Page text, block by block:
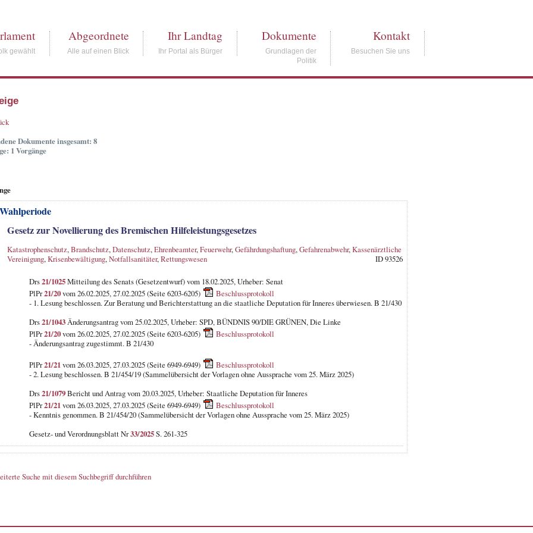
gewählt
Abgeordnete
Alle auf einen Blick
Ihr Landtag
Ihr Portal als Bürger
Dokumente
Grundlagen der
Politik
Kontakt
Besuchen Sie uns
Dokumente insgesamt: 8
1 Vorgänge
Gesetz zur Novellierung des Bremischen Hilfeleistungsgesetzes
Katastrophenschutz,Brandschutz,Datenschutz,Ehrenbeamter,Feuerwehr,Gefährdungshaftung,Gefahrenabwehr,Kassenärztliche
Vereinigung,Krisenbewältigung,Notfallsanitäter,Rettungswesen ID 93526
Drs21/1025Mitteilung des Senats (Gesetzentwurf) vom 18.02.2025, Urheber: Senat
PlPr21/20vom 26.02.2025, 27.02.2025 (Seite 6203-6205)
Beschlussprotokoll
- 1. Lesung beschlossen. Zur Beratung und Berichterstattung an die staatliche Deputation für Inneres überwiesen. B 21/430
Drs21/1043Änderungsantrag vom 25.02.2025, Urheber: SPD, BÜNDNIS 90/DIE GRÜNEN, Die Linke
PlPr21/20vom 26.02.2025, 27.02.2025 (Seite 6203-6205)
Beschlussprotokoll
- Änderungsantrag zugestimmt. B 21/430
PlPr21/21vom 26.03.2025, 27.03.2025 (Seite 6949-6949)
Beschlussprotokoll
- 2. Lesung beschlossen. B 21/454/19 (Sammelübersicht der Vorlagen ohne Aussprache vom 25. März 2025)
Drs21/1079Bericht und Antrag vom 20.03.2025, Urheber: Staatliche Deputation für Inneres
PlPr21/21vom 26.03.2025, 27.03.2025 (Seite 6949-6949)
Beschlussprotokoll
- Kenntnis genommen. B 21/454/20 (Sammelübersicht der Vorlagen ohne Aussprache vom 25. März 2025)
Gesetz- und Verordnungsblatt Nr33/2025S. 261-325
Suche mit diesem Suchbegriff durchführen